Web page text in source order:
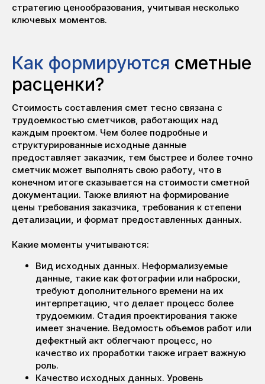
стратегию ценообразования, учитывая несколько
ключевых моментов.
Как формируются сметные
расценки?
Стоимость составления смет тесно связана с
трудоемкостью сметчиков, работающих над
каждым проектом. Чем более подробные и
структурированные исходные данные
предоставляет заказчик, тем быстрее и более точно
сметчик может выполнять свою работу, что в
конечном итоге сказывается на стоимости сметной
документации. Также влияют на формирование
цены требования заказчика, требования к степени
детализации, и формат предоставленных данных.
Какие моменты учитываются:
Вид исходных данных. Неформализуемые
данные, такие как фотографии или наброски,
требуют дополнительного времени на их
интерпретацию, что делает процесс более
трудоемким. Стадия проектирования также
имеет значение. Ведомость объемов работ или
дефектный акт облегчают процесс, но
качество их проработки также играет важную
роль.
Качество исходных данных. Уровень